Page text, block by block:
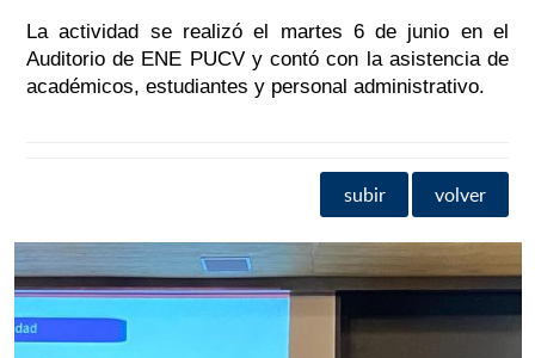
La actividad se realizó el martes 6 de junio en el
Auditorio de ENE PUCV y contó con la asistencia de
académicos, estudiantes y personal administrativo.
subir volver